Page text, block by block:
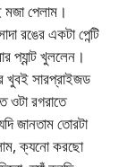
পেলাম।
রঙের একটা পেন্টি
প্যান্ট খুললেন।
খুবই সারপ্রাইজড
ওটা রগরাতে
জানতাম তোরটা
ক্যনো করছো